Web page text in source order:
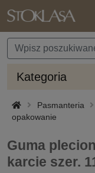
Kategoria
Pasmanteria
opakowanie
Guma
karcie szer.